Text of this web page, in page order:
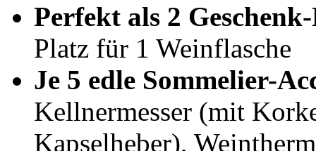
Perfekt als 2
Platz für 1 Weinflasche
Je 5 edle Sommelier-
Kellnermesser (mit
Kapselheber),